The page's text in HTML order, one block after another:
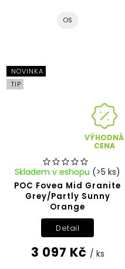
OS
NOVINKA
TIP
VÝHODNÁ
CENA
POC Fovea Mid Granite
Grey/Partly Sunny
Orange
Skladem v eshopu (>5 ks)
3 097 Kč / ks
Detail